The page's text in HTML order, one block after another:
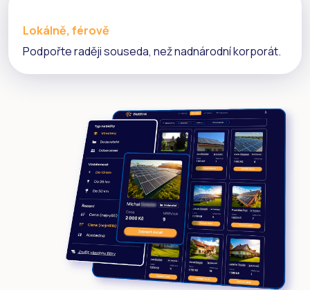
Lokálně, férově
Podpořte raději souseda, než nadnárodní korporát.